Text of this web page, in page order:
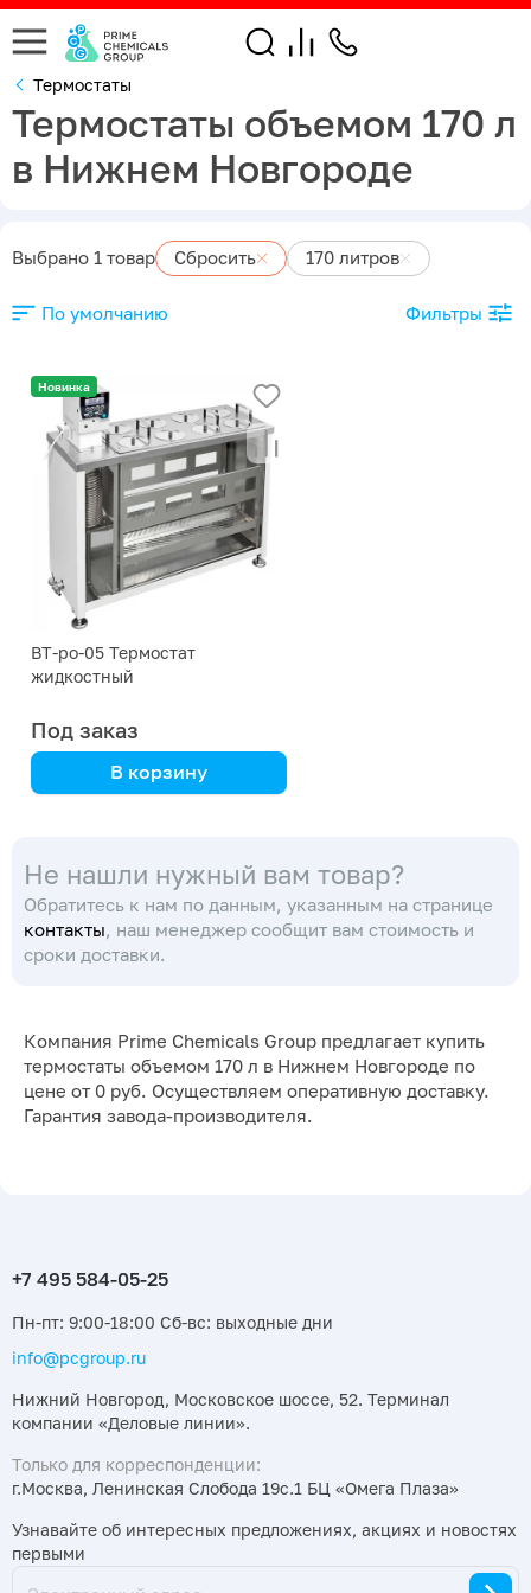
Термостаты
Термостаты объемом 170 л
в Нижнем Новгороде
Выбрано 1 товар Сбросить 170 литров
По умолчанию Фильтры
Новинка
ВТ-ро-05 Термостат
жидкостный
Под заказ
В корзину
Не нашли нужный вам товар?
Обратитесь к нам по данным, указанным на странице
контакты, наш менеджер сообщит вам стоимость и
сроки доставки.
Компания Prime Chemicals Group предлагает купить
термостаты объемом 170 л в Нижнем Новгороде по
цене от 0 руб. Осуществляем оперативную доставку.
Гарантия завода-производителя.
Пн-пт: 9:00-18:00 Сб-вс: выходные дни
info@pcgroup.ru
Нижний Новгород, Московское шоссе, 52. Терминал
компании «Деловые линии».
Только для корреспонденции:
г.Москва, Ленинская Слобода 19с.1 БЦ «Омега Плаза»
Узнавайте об интересных предложениях, акциях и новостях
первыми